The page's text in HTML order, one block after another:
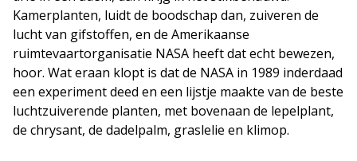
Kamerplanten, luidt de boodschap dan, zuiveren de
lucht van gifstoffen, en de Amerikaanse
ruimtevaartorganisatie NASA heeft dat echt bewezen,
hoor. Wat eraan klopt is dat de NASA in 1989 inderdaad
een experiment deed en een lijstje maakte van de beste
luchtzuiverende planten, met bovenaan de lepelplant,
de chrysant, de dadelpalm, graslelie en klimop.